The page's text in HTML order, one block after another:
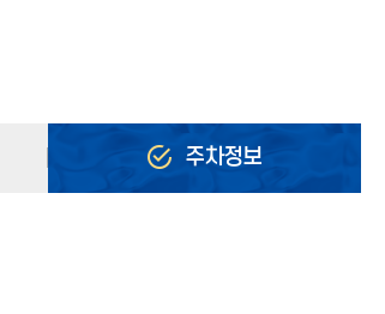
주차정보